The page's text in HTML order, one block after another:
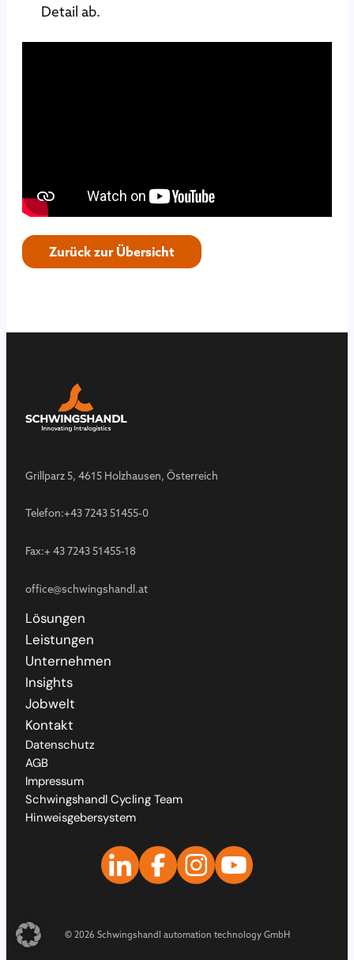
Detail ab.
Zurück zur Übersicht
Grillparz 5, 4615 Holzhausen, Österreich
Telefon:+43 7243 51455-0
Fax:+ 43 7243 51455-18
office@schwingshandl.at
Lösungen
Leistungen
Unternehmen
Insights
Jobwelt
Kontakt
Datenschutz
AGB
Impressum
Schwingshandl Cycling Team
Hinweisgebersystem
© 2026 Schwingshandl automation technology GmbH